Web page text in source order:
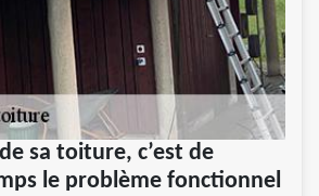
sa toiture, c’est de
le problème fonctionnel